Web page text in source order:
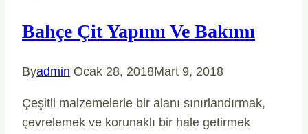
Bahçe Çit Yapımı Ve Bakımı
Byadmin Ocak 28, 2018Mart 9, 2018
Çeşitli malzemelerle bir alanı sınırlandırmak,
çevrelemek ve korunaklı bir hale getirmek